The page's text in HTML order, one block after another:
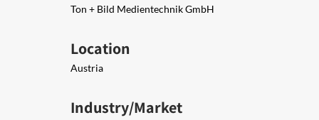
Ton + Bild Medientechnik GmbH​
Location
Austria
Industry/Market